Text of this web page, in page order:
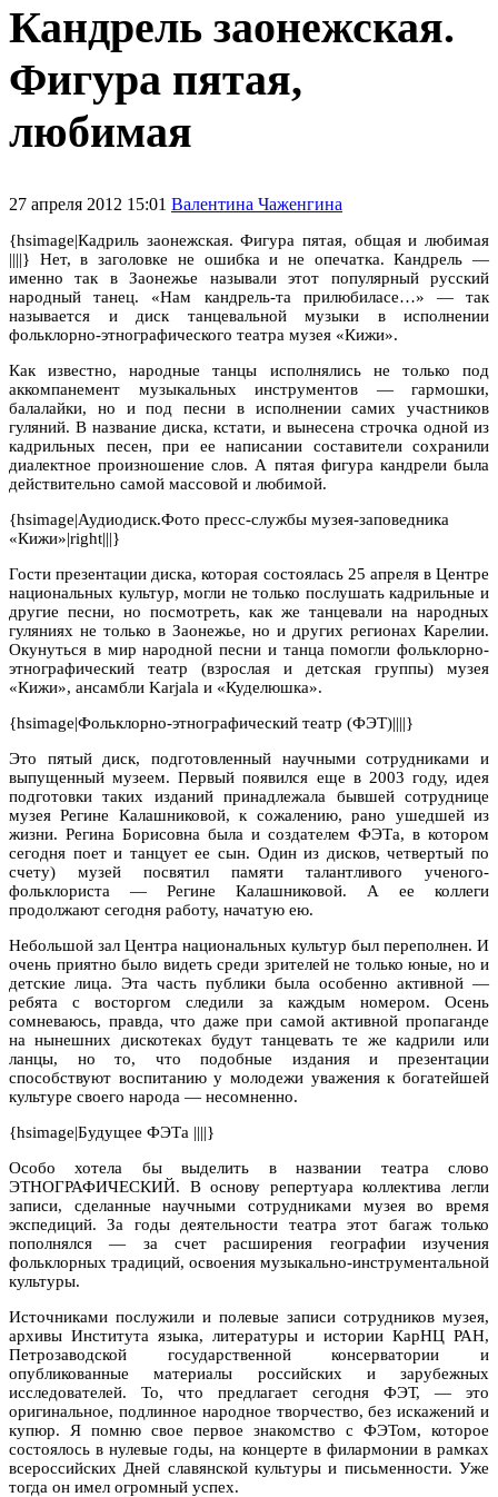
Кандрель заонежская.
Фигура пятая,
любимая
27 апреля 2012 15:01 Валентина Чаженгина
{hsimage|Кадриль заонежская. Фигура пятая, общая и любимая
||||} Нет, в заголовке не ошибка и не опечатка. Кандрель —
именно так в Заонежье называли этот популярный русский
народный танец. «Нам кандрель-та прилюбиласе…» — так
называется и диск танцевальной музыки в исполнении
фольклорно-этнографического театра музея «Кижи».
Как известно, народные танцы исполнялись не только под
аккомпанемент музыкальных инструментов — гармошки,
балалайки, но и под песни в исполнении самих участников
гуляний. В название диска, кстати, и вынесена строчка одной из
кадрильных песен, при ее написании составители сохранили
диалектное произношение слов. А пятая фигура кандрели была
действительно самой массовой и любимой.
{hsimage|Аудиодиск.Фото пресс-службы музея-заповедника
«Кижи»|right|||}
Гости презентации диска, которая состоялась 25 апреля в Центре
национальных культур, могли не только послушать кадрильные и
другие песни, но посмотреть, как же танцевали на народных
гуляниях не только в Заонежье, но и других регионах Карелии.
Окунуться в мир народной песни и танца помогли фольклорно-
этнографический театр (взрослая и детская группы) музея
«Кижи», ансамбли Karjala и «Куделюшка».
{hsimage|Фольклорно-этнографический театр (ФЭТ)||||}
Это пятый диск, подготовленный научными сотрудниками и
выпущенный музеем. Первый появился еще в 2003 году, идея
подготовки таких изданий принадлежала бывшей сотруднице
музея Регине Калашниковой, к сожалению, рано ушедшей из
жизни. Регина Борисовна была и создателем ФЭТа, в котором
сегодня поет и танцует ее сын. Один из дисков, четвертый по
счету) музей посвятил памяти талантливого ученого-
фольклориста — Регине Калашниковой. А ее коллеги
продолжают сегодня работу, начатую ею.
Небольшой зал Центра национальных культур был переполнен. И
очень приятно было видеть среди зрителей не только юные, но и
детские лица. Эта часть публики была особенно активной —
ребята с восторгом следили за каждым номером. Осень
сомневаюсь, правда, что даже при самой активной пропаганде
на нынешних дискотеках будут танцевать те же кадрили или
ланцы, но то, что подобные издания и презентации
способствуют воспитанию у молодежи уважения к богатейшей
культуре своего народа — несомненно.
{hsimage|Будущее ФЭТа ||||}
Особо хотела бы выделить в названии театра слово
ЭТНОГРАФИЧЕСКИЙ. В основу репертуара коллектива легли
записи, сделанные научными сотрудниками музея во время
экспедиций. За годы деятельности театра этот багаж только
пополнялся — за счет расширения географии изучения
фольклорных традиций, освоения музыкально-инструментальной
культуры.
Источниками послужили и полевые записи сотрудников музея,
архивы Института языка, литературы и истории КарНЦ РАН,
Петрозаводской государственной консерватории и
опубликованные материалы российских и зарубежных
исследователей. То, что предлагает сегодня ФЭТ, — это
оригинальное, подлинное народное творчество, без искажений и
купюр. Я помню свое первое знакомство с ФЭТом, которое
состоялось в нулевые годы, на концерте в филармонии в рамках
всероссийских Дней славянской культуры и письменности. Уже
тогда он имел огромный успех.